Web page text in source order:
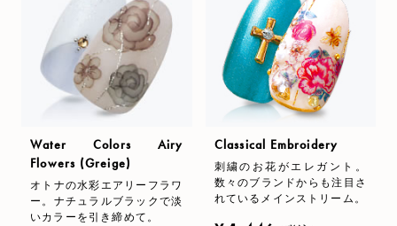
Water Colors Airy
Flowers (Greige)
オトナの水彩エアリーフラワ
ー。ナチュラルブラックで淡
いカラーを引き締めて。
Classical Embroidery
刺繍のお花がエレガント。
数々のブランドからも注目さ
れているメインストリーム。